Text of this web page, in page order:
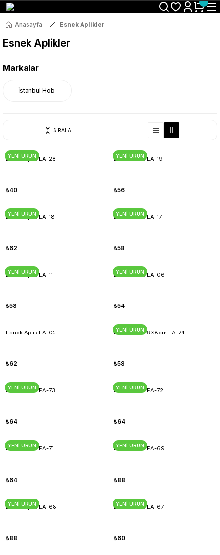
Size Özel "HG10" Koduyla Sepette Hemen %10 İndirimi Kaçırma
Anasayfa Esnek Aplikler
Esnek Aplikler
Markalar
İstanbul Hobi
SIRALA
YENİ ÜRÜN
Esnek Aplik EA-28
₺40
YENİ ÜRÜN
Esnek Aplik EA-19
₺56
YENİ ÜRÜN
Esnek Aplik EA-18
₺62
YENİ ÜRÜN
Esnek Aplik EA-17
₺58
YENİ ÜRÜN
Esnek Aplik EA-11
₺58
YENİ ÜRÜN
Esnek Aplik EA-06
₺54
Esnek Aplik EA-02
₺62
YENİ ÜRÜN
Esnek Aplik 9x8cm EA-74
₺58
YENİ ÜRÜN
Esnek Aplik EA-73
₺64
YENİ ÜRÜN
Esnek Aplik EA-72
₺64
YENİ ÜRÜN
Esnek Aplik EA-71
₺64
YENİ ÜRÜN
Esnek Aplik EA-69
₺88
YENİ ÜRÜN
Esnek Aplik EA-68
₺88
YENİ ÜRÜN
Esnek Aplik EA-67
₺60